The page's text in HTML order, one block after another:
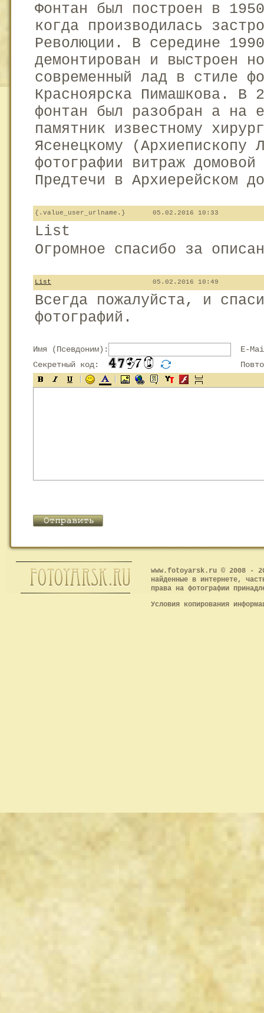
Фонтан был построен в
когда производилась
Революции. В середине
демонтирован и выстроен
современный лад в стиле
Красноярска Пимашкова. В
фонтан был разобран а на
памятник известному
Ясенецкому (Архиепископу
фотографии витраж
Предтечи в Архиерейском
{.value_user_urlname.} 05.02.2016 10:33
List
Огpомное спасибо за
List 05.02.2016 10:49
Всегда пожалуйста, и
фотографий.
Имя (Псевдоним):
E-
Секретный код:
www.fotoyarsk.ru © 2008 -
найденные в интернете,
права на фотографии
Условия копирования